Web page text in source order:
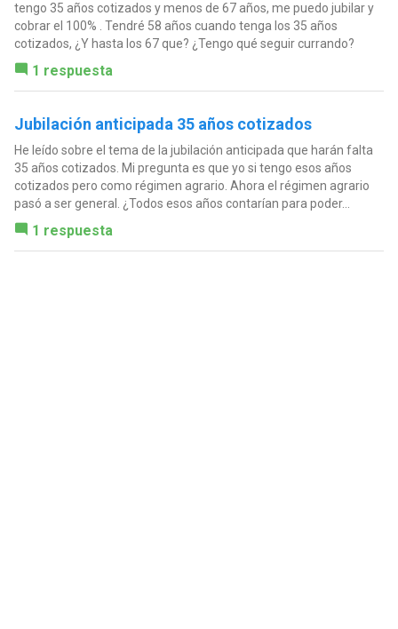
tengo 35 años cotizados y menos de 67 años, me puedo jubilar y
cobrar el 100% . Tendré 58 años cuando tenga los 35 años
cotizados, ¿Y hasta los 67 que? ¿Tengo qué seguir currando?
1 respuesta
Jubilación anticipada 35 años cotizados
He leído sobre el tema de la jubilación anticipada que harán falta
35 años cotizados. Mi pregunta es que yo si tengo esos años
cotizados pero como régimen agrario. Ahora el régimen agrario
pasó a ser general. ¿Todos esos años contarían para poder...
1 respuesta